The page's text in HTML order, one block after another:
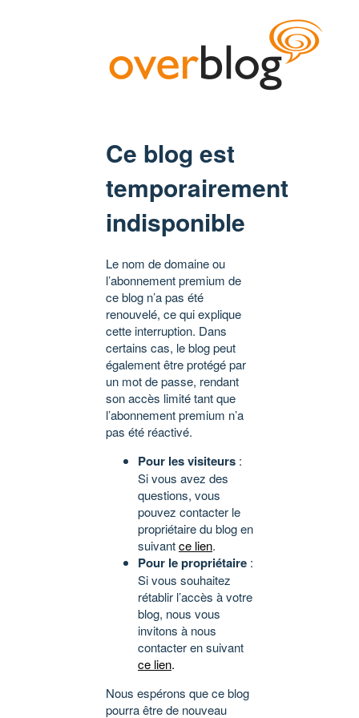
Ce blog est
temporairement
indisponible
Le nom de domaine ou
l’abonnement premium de
ce blog n’a pas été
renouvelé, ce qui explique
cette interruption. Dans
certains cas, le blog peut
également être protégé par
un mot de passe, rendant
son accès limité tant que
l’abonnement premium n’a
pas été réactivé.
Pour les visiteurs :
Si vous avez des
questions, vous
pouvez contacter le
propriétaire du blog en
suivantce lien.
Pour le propriétaire :
Si vous souhaitez
rétablir l’accès à votre
blog, nous vous
invitons à nous
contacter en suivant
ce lien.
Nous espérons que ce blog
pourra être de nouveau